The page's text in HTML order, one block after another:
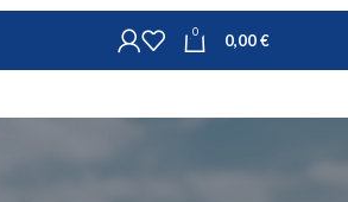
0 0,00€